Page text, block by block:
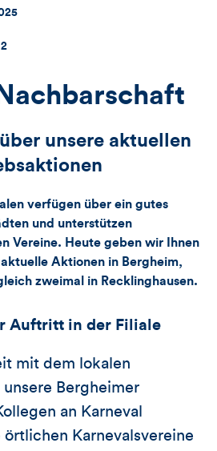
der
2
unsere aktuellen
verfügen über ein gutes
und unterstützen
Vereine. Heute geben wir Ihnen
Aktionen in Bergheim,
zweimal in Recklinghausen.
Auftritt in der Filiale
mit dem lokalen
Bergheimer
an Karneval
Karnevalsvereine